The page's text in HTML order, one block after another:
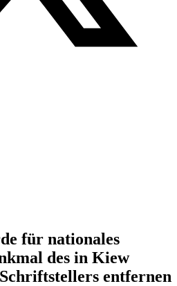
für nationales
des in Kiew
entfernen